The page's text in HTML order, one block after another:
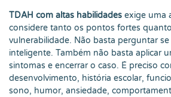
TDAH com altas habilidades exige uma
considere tanto os pontos fortes
vulnerabilidade. Não basta perguntar se
inteligente. Também não basta aplicar
sintomas e encerrar o caso. É preciso
desenvolvimento, história escolar,
sono, humor, ansiedade,